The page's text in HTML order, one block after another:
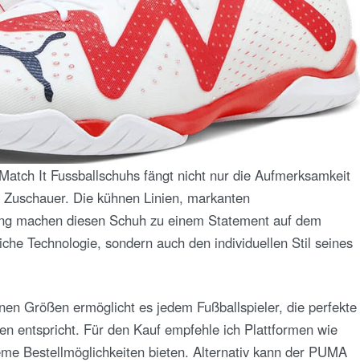
It Fussballschuhs fängt nicht nur die Aufmerksamkeit
Die kühnen Linien, markanten
machen diesen Schuh zu einem Statement auf dem
Technologie, sondern auch den individuellen Stil seines
Größen ermöglicht es jedem Fußballspieler, die perfekte
entspricht. Für den Kauf empfehle ich Plattformen wie
Bestellmöglichkeiten bieten. Alternativ kann der PUMA